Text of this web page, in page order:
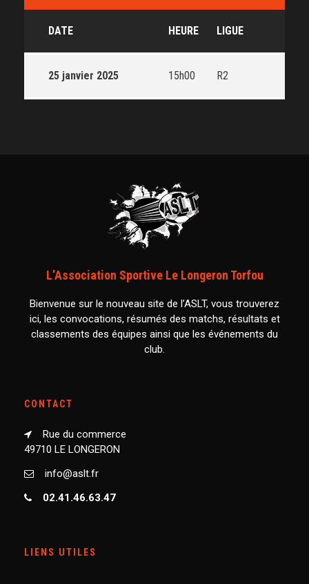
DATE HEURE LIGUE
25 janvier 2025 15h00 R2
L’Association Sportive Le Longeron Torfou
Bienvenue sur le nouveau site de l’ASLT, vous trouverez
ici, les convocations, résumés des matchs, résultats et
classements des équipes ainsi que les événements du
club.
CONTACT
Rue du commerce
49710 LE LONGERON
info@aslt.fr
02.41.46.63.47
LIENS UTILES